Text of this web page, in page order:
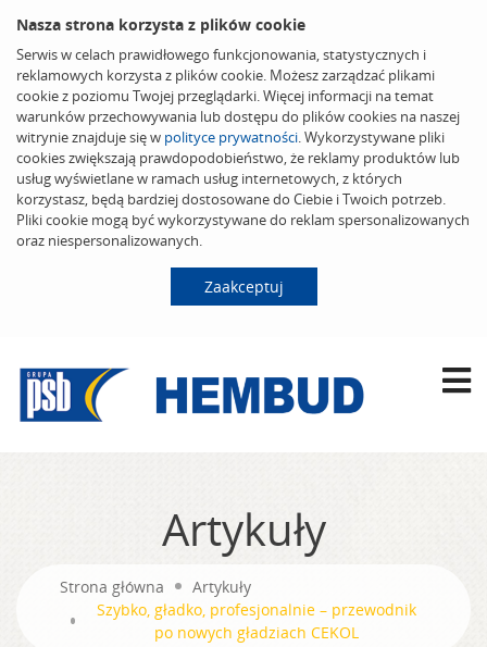
Nasza strona korzysta z plików cookie
Serwis w celach prawidłowego funkcjonowania, statystycznych i
reklamowych korzysta z plików cookie. Możesz zarządzać plikami
cookie z poziomu Twojej przeglądarki. Więcej informacji na temat
warunków przechowywania lub dostępu do plików cookies na naszej
witrynie znajduje się w polityce prywatności. Wykorzystywane pliki
cookies zwiększają prawdopodobieństwo, że reklamy produktów lub
usług wyświetlane w ramach usług internetowych, z których
korzystasz, będą bardziej dostosowane do Ciebie i Twoich potrzeb.
Pliki cookie mogą być wykorzystywane do reklam spersonalizowanych
oraz niespersonalizowanych.
Zaakceptuj
Artykuły
Strona główna
Artykuły
Szybko, gładko, profesjonalnie – przewodnik
po nowych gładziach CEKOL